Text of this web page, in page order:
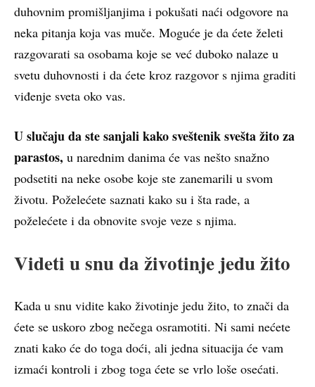
duhovnim promišljanjima i pokušati naći odgovore na
neka pitanja koja vas muče. Moguće je da ćete želeti
razgovarati sa osobama koje se već duboko nalaze u
svetu duhovnosti i da ćete kroz razgovor s njima graditi
viđenje sveta oko vas.
U slučaju da ste sanjali kako sveštenik svešta žito za
parastos, u narednim danima će vas nešto snažno
podsetiti na neke osobe koje ste zanemarili u svom
životu. Poželećete saznati kako su i šta rade, a
poželećete i da obnovite svoje veze s njima.
Videti u snu da životinje jedu žito
Kada u snu vidite kako životinje jedu žito, to znači da
ćete se uskoro zbog nečega osramotiti. Ni sami nećete
znati kako će do toga doći, ali jedna situacija će vam
izmaći kontroli i zbog toga ćete se vrlo loše osećati.